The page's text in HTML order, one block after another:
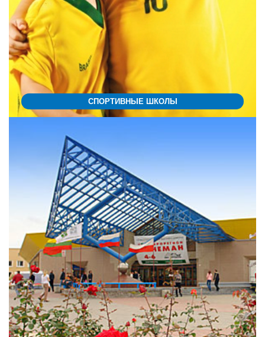
СПОРТИВНЫЕ ШКОЛЫ